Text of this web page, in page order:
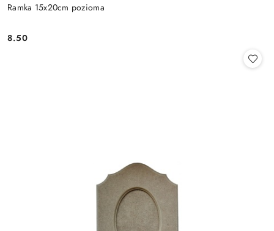
Ramka 15x20cm pozioma
Cena:
8.50